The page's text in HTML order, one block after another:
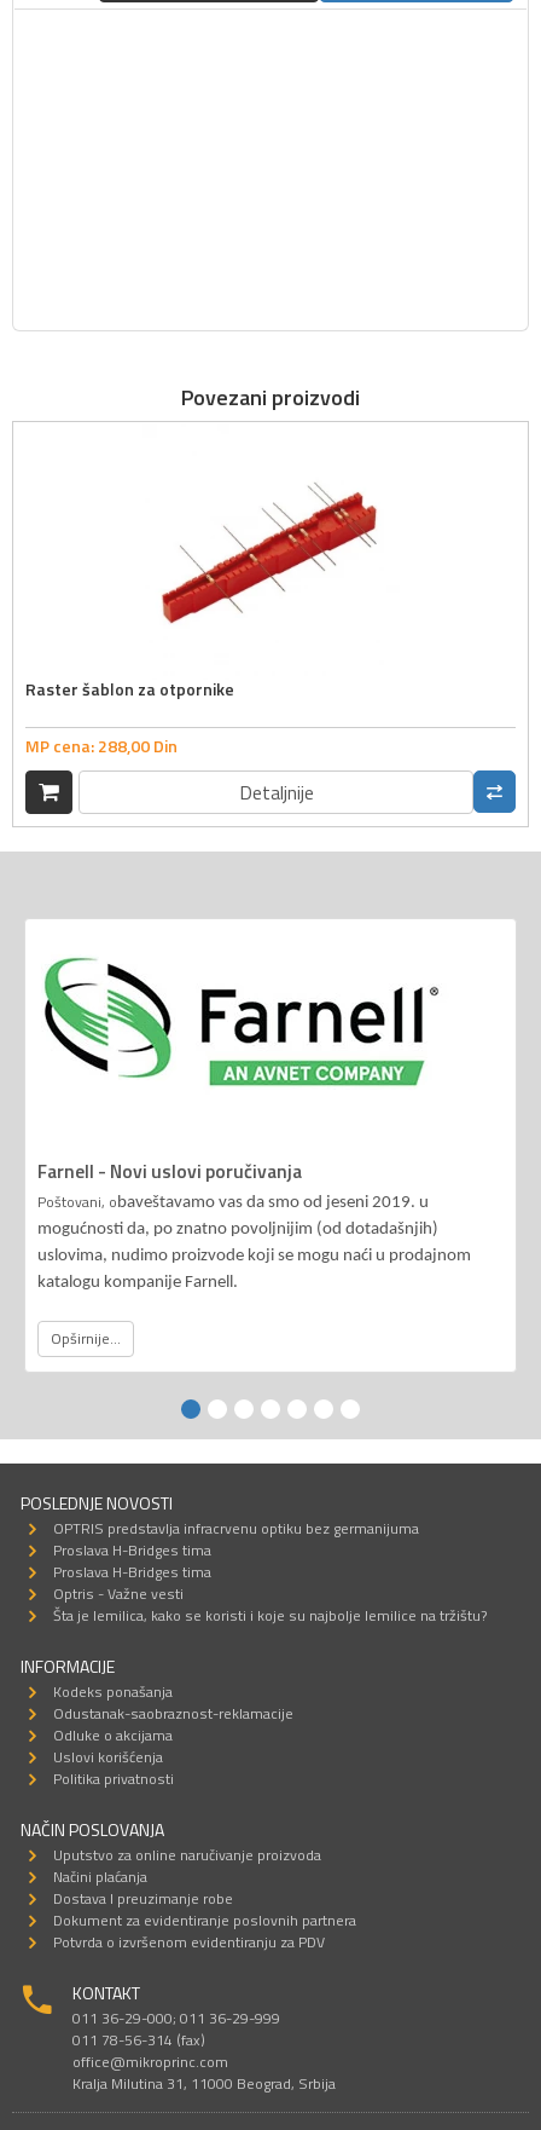
Povezani proizvodi
Raster šablon za otpornike
MP cena:288,00Din
Detaljnije
Farnell - Novi uslovi poručivanja
Poštovani, o baveštavamo vas da smo od jeseni 2019. u
mogućnosti da, po znatno povoljnijim (od dotadašnjih)
uslovima, nudimo proizvode koji se mogu naći u prodajnom
katalogu kompanije Farnell.
Opširnije...
POSLEDNJE NOVOSTI
OPTRIS predstavlja infracrvenu optiku bez germanijuma
Proslava H-Bridges tima
Proslava H-Bridges tima
Optris - Važne vesti
Šta je lemilica, kako se koristi i koje su najbolje lemilice na tržištu?
INFORMACIJE
Kodeks ponašanja
Odustanak-saobraznost-reklamacije
Odluke o akcijama
Uslovi korišćenja
Politika privatnosti
NAČIN POSLOVANJA
Uputstvo za online naručivanje proizvoda
Načini plaćanja
Dostava I preuzimanje robe
Dokument za evidentiranje poslovnih partnera
Potvrda o izvršenom evidentiranju za PDV
KONTAKT
011 36-29-000; 011 36-29-999
011 78-56-314 (fax)
office@mikroprinc.com
Kralja Milutina 31, 11000 Beograd, Srbija